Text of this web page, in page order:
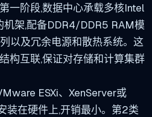
一阶段,数据中心承载多核Intel
机架,配备DDR4/DDR5 RAM模
以及冗余电源和散热系统。这
构互联,保证对存储和计算集群
ESXi、XenServer或
装在硬件上,开销最小。第2类